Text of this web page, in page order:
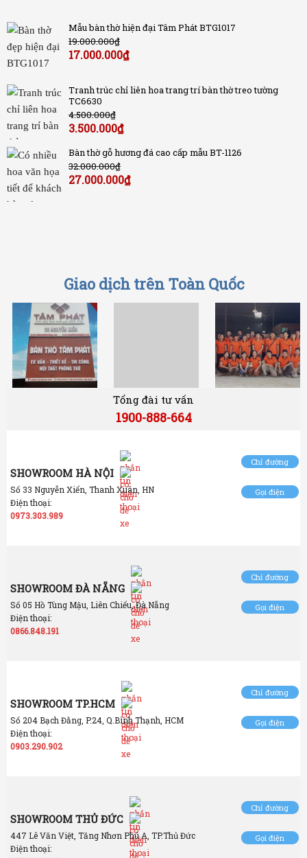
Mẫu bàn thờ hiện đại Tâm Phát BTG1017
19.000.000₫
17.000.000₫
Tranh trúc chỉ liên hoa trang trí bàn thờ treo tường
TC6630
4.500.000₫
3.500.000₫
Bàn thờ gỗ hương đá cao cấp mẫu BT-1126
32.000.000₫
27.000.000₫
Giao dịch trên Toàn Quốc
Tổng đài tư vấn
1900-888-664
SHOWROOM HÀ NỘI
Số 33 Nguyễn Xiển, Thanh Xuân, HN
Điện thoại:
0973.303.989
Chỉ đường
Gọi điện
SHOWROOM ĐÀ NẴNG
Số 05 Hồ Tùng Mậu, Liên Chiểu, Đà Nẵng
Điện thoại:
0866.848.191
Chỉ đường
Gọi điện
SHOWROOM TP.HCM
Số 204 Bạch Đằng, P.24, Q.Bình Thạnh, HCM
Điện thoại:
0903.290.902
Chỉ đường
Gọi điện
SHOWROOM THỦ ĐỨC
447 Lê Văn Việt, Tăng Nhơn Phú A, TP.Thủ Đức
Điện thoại:
Chỉ đường
Gọi điện